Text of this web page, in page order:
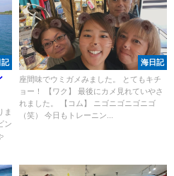
記
ま
ン
海日記
座間味でウミガメみました。 とてもキチ
ョー！ 【ワク】 最後にカメ見れていやさ
れました。 【コム】 ニゴニゴニゴニゴ
（笑） 今日もトレーニン...